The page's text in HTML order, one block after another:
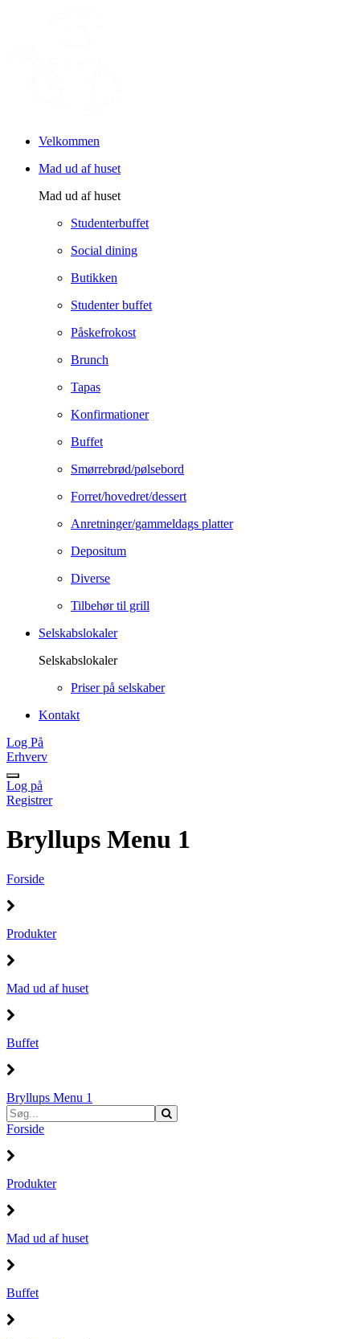
Velkommen
Mad ud af huset
Mad ud af huset
Studenterbuffet
Social dining
Butikken
Studenter buffet
Påskefrokost
Brunch
Tapas
Konfirmationer
Buffet
Smørrebrød/pølsebord
Forret/hovedret/dessert
Anretninger/gammeldags platter
Depositum
Diverse
Tilbehør til grill
Selskabslokaler
Selskabslokaler
Priser på selskaber
Kontakt
Log På
Erhverv
Log på
Registrer
Bryllups Menu 1
Forside
Produkter
Mad ud af huset
Buffet
Bryllups Menu 1
Forside
Produkter
Mad ud af huset
Buffet